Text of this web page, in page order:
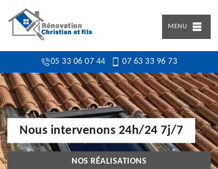
MENU
05 33 06 07 44 07 63 33 96 73
Nous intervenons 24h/24 7j/7
NOS RÉALISATIONS